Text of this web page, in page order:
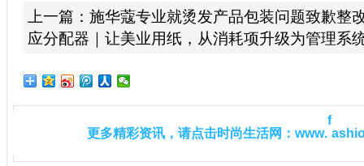
上一篇： 施华蔻专业就烫发产品包装问题致歉整
应分配器｜让美业用纸，从消耗项升级为管理系
更多精彩资讯 ， 请点击时尚生活网 ： www. ashi